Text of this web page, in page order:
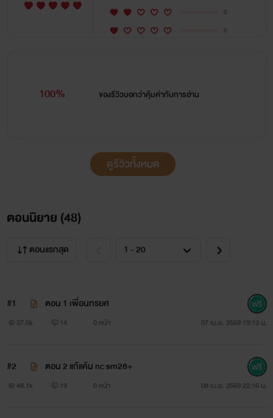
" พี่ทีปล่อยนะ!! ปล่อยชั้นนะ....โอ้ย!!! เจ็บบบ.....คุณมัน
" ไม่นะ!! ฮือ...ชั้นไม่น่ารู้จักคนอย่างคุณเลย... ฮือ...คุณมัน
" อ๋อเหรอ...ชั้นยิ่งกว่าหมาใช่มั้ย? แต่ว่าหมาตัวนี้มันกำลัง
0
0
100% ของรีวิวบอกว่าคุ้มค่ากับการอ่าน
ดูรีวิวทั้งหมด
ตอนนิยาย (48)
ตอนแรกสุด
#1 ตอน 1 เพื่อนทรยศ
37.5k 14 0 หน้า 07 เม.ย. 2559 19:13 น.
#2 ตอน 2 แก้แค้น nc sm28+
48.1k 19 0 หน้า 08 เม.ย. 2559 22:16 น.